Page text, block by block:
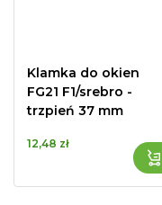
Klamka do okien
FG21 F1/srebro -
trzpień 37 mm
12,48 zł